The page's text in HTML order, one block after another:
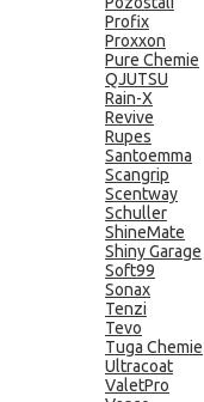
Profix
Proxxon
Pure Chemie
QJUTSU
Rain-X
Revive
Rupes
Santoemma
Scangrip
Scentway
Schuller
ShineMate
Shiny Garage
Soft99
Sonax
Tenzi
Tevo
Tuga Chemie
Ultracoat
ValetPro